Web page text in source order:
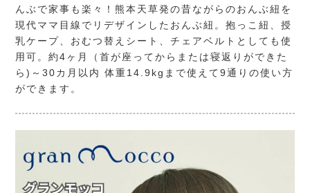
んぶで家事も楽々！熊本天草発の昔ながらのおんぶ紐を
現代ママ目線でリデザインしたおんぶ紐。抱っこ紐、授
乳ケープ、おむつ替えシート、チェアベルトとしても使
用可。約4ヶ月（首が座ってからまたは寝返りができた
ら)～30カ月以内 体重14.9kgまで使えて9通りの使い方
ができます。